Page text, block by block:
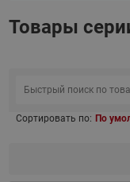
Товары
Сортировать по: По